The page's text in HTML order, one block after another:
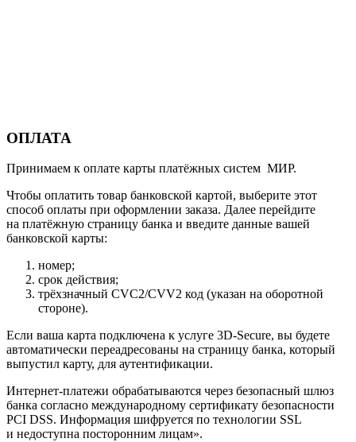
ОПЛАТА
Принимаем к оплате карты платёжных систем МИР.
Чтобы оплатить товар банковской картой, выберите этот
способ оплаты при оформлении заказа. Далее перейдите
на платёжную страницу банка и введите данные вашей
банковской карты:
номер;
срок действия;
трёхзначный CVC2/CVV2 код (указан на оборотной
стороне).
Если ваша карта подключена к услуге 3D-Secure, вы будете
автоматически переадресованы на страницу банка, который
выпустил карту, для аутентификации.
Интернет-платежи обрабатываются через безопасный шлюз
банка согласно международному сертификату безопасности
PCI DSS. Информация шифруется по технологии SSL
и недоступна посторонним лицам».